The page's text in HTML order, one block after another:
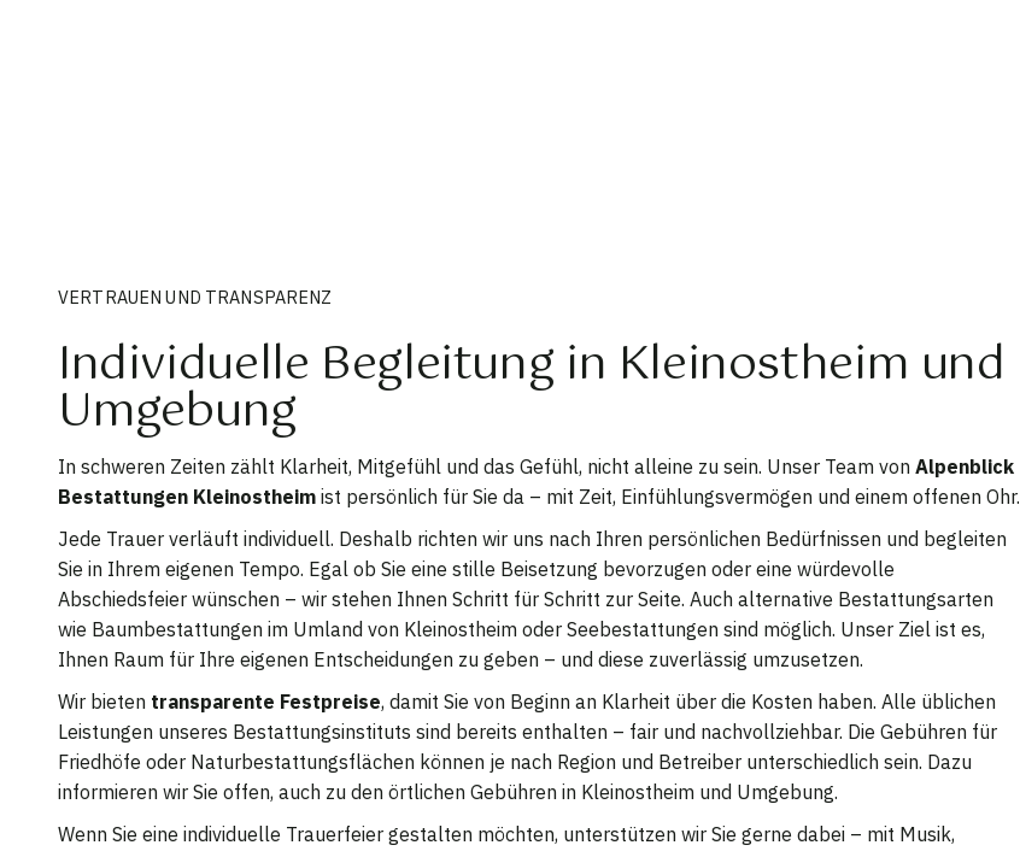
VERTRAUEN UND TRANSPARENZ
Individuelle Begleitung in Kleinostheim und
Umgebung
In schweren Zeiten zählt Klarheit, Mitgefühl und das Gefühl, nicht alleine zu sein. Unser Team von Alpenblick
Bestattungen Kleinostheim ist persönlich für Sie da – mit Zeit, Einfühlungsvermögen und einem offenen Ohr.
Jede Trauer verläuft individuell. Deshalb richten wir uns nach Ihren persönlichen Bedürfnissen und begleiten
Sie in Ihrem eigenen Tempo. Egal ob Sie eine stille Beisetzung bevorzugen oder eine würdevolle
Abschiedsfeier wünschen – wir stehen Ihnen Schritt für Schritt zur Seite. Auch alternative Bestattungsarten
wie Baumbestattungen im Umland von Kleinostheim oder Seebestattungen sind möglich. Unser Ziel ist es,
Ihnen Raum für Ihre eigenen Entscheidungen zu geben – und diese zuverlässig umzusetzen.
Wir bieten transparente Festpreise, damit Sie von Beginn an Klarheit über die Kosten haben. Alle üblichen
Leistungen unseres Bestattungsinstituts sind bereits enthalten – fair und nachvollziehbar. Die Gebühren für
Friedhöfe oder Naturbestattungsflächen können je nach Region und Betreiber unterschiedlich sein. Dazu
informieren wir Sie offen, auch zu den örtlichen Gebühren in Kleinostheim und Umgebung.
Wenn Sie eine individuelle Trauerfeier gestalten möchten, unterstützen wir Sie gerne dabei – mit Musik,